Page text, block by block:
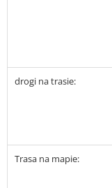
drogi na trasie:
Trasa na mapie: